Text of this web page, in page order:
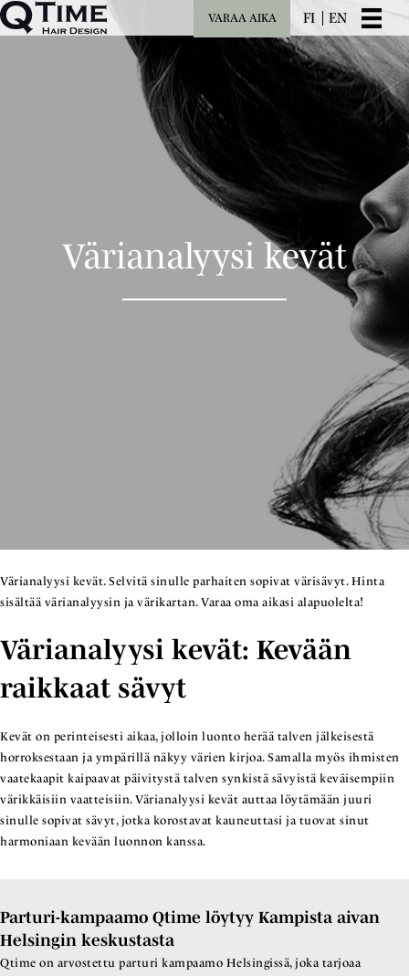
VARAA AIKA FI EN
Värianalyysi kevät
Värianalyysi kevät. Selvitä sinulle parhaiten sopivat värisävyt. Hinta
sisältää värianalyysin ja värikartan. Varaa oma aikasi alapuolelta!
Värianalyysi kevät: Kevään
raikkaat sävyt
Kevät on perinteisesti aikaa, jolloin luonto herää talven jälkeisestä
horroksestaan ja ympärillä näkyy värien kirjoa. Samalla myös ihmisten
vaatekaapit kaipaavat päivitystä talven synkistä sävyistä keväisempiin
värikkäisiin vaatteisiin. Värianalyysi kevät auttaa löytämään juuri
sinulle sopivat sävyt, jotka korostavat kauneuttasi ja tuovat sinut
harmoniaan kevään luonnon kanssa.
Parturi-kampaamo Qtime löytyy Kampista aivan
Helsingin keskustasta
Qtime on arvostettu parturi kampaamo Helsingissä, joka tarjoaa